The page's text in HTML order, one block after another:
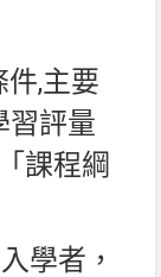
,主要
習評量
課程綱
學者，